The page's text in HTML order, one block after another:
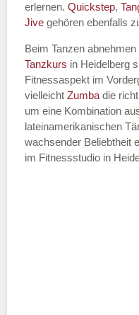
Tanzart*
erlernen. Quickstep,
Jive gehören ebenfalls
Beim Tanzen
Tanzkurs in Heidelberg
Fitnessaspekt im
vielleicht Zumba die
um eine Kombination
lateinamerikanischen
wachsender Beliebtheit
im Fitnessstudio in